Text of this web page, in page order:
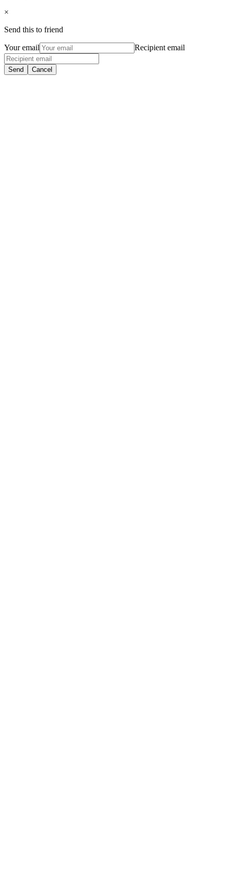
×
Send this to friend
Your email Recipient email
Send Cancel